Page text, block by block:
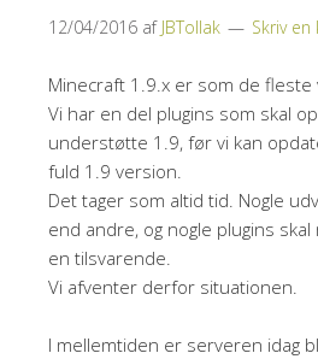
12/04/2016 af JBTollak Skriv
Minecraft 1.9.x er som de fleste
Vi har en del plugins som skal
understøtte 1.9, før vi kan
fuld 1.9 version.
Det tager som altid tid. Nogle
end andre, og nogle plugins
en tilsvarende.
Vi afventer derfor situationen.
I mellemtiden er serveren idag